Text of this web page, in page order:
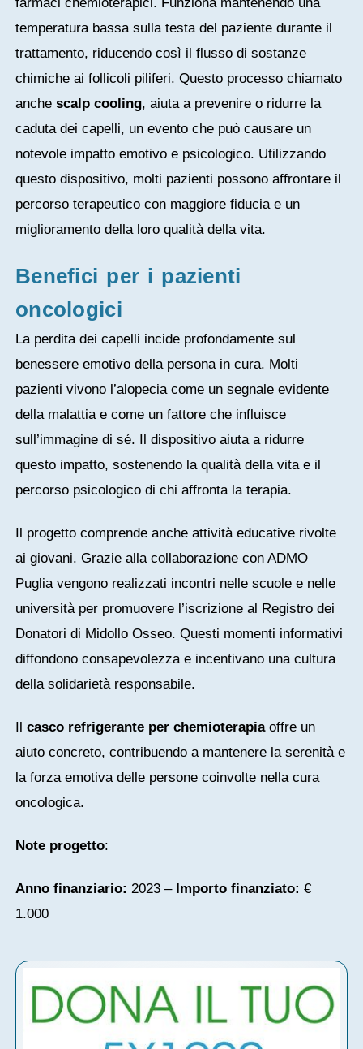
temperatura bassa sulla testa del paziente durante il
trattamento, riducendo così il flusso di sostanze
chimiche ai follicoli piliferi. Questo processo chiamato
anche scalp cooling, aiuta a prevenire o ridurre la
caduta dei capelli, un evento che può causare un
notevole impatto emotivo e psicologico. Utilizzando
questo dispositivo, molti pazienti possono affrontare il
percorso terapeutico con maggiore fiducia e un
miglioramento della loro qualità della vita.
Benefici per i pazienti
oncologici
La perdita dei capelli incide profondamente sul
benessere emotivo della persona in cura. Molti
pazienti vivono l’alopecia come un segnale evidente
della malattia e come un fattore che influisce
sull’immagine di sé. Il dispositivo aiuta a ridurre
questo impatto, sostenendo la qualità della vita e il
percorso psicologico di chi affronta la terapia.
Il progetto comprende anche attività educative rivolte
ai giovani. Grazie alla collaborazione con ADMO
Puglia vengono realizzati incontri nelle scuole e nelle
università per promuovere l’iscrizione al Registro dei
Donatori di Midollo Osseo. Questi momenti informativi
diffondono consapevolezza e incentivano una cultura
della solidarietà responsabile.
Il casco refrigerante per chemioterapiaoffre un
aiuto concreto, contribuendo a mantenere la serenità e
la forza emotiva delle persone coinvolte nella cura
oncologica.
Note progetto:
Anno finanziario: 2023 – Importo finanziato: €
1.000